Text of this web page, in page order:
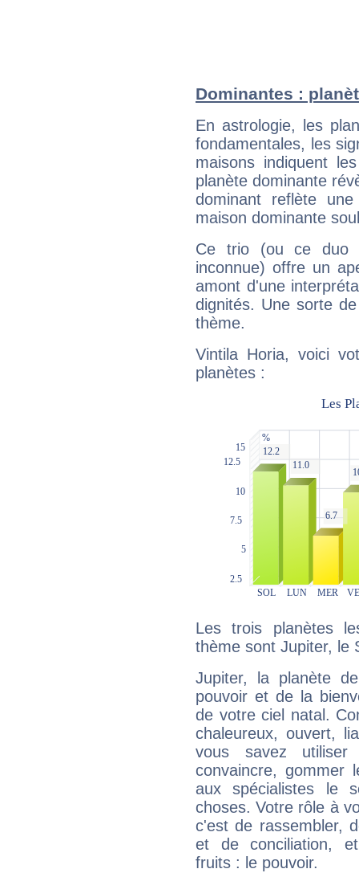
Dominantes :
En astrologie, les
fondamentales, les
maisons indiquent
planète dominante
dominant reflète
maison dominante
Ce trio (ou ce duo
inconnue) offre un
amont d'une
dignités. Une sorte
thème.
Vintila Horia, voici
planètes :
Les trois planètes
thème sont Jupiter, le
Jupiter, la planète
pouvoir et de la
de votre ciel natal.
chaleureux, ouvert,
vous savez
convaincre, gommer
aux spécialistes le
choses. Votre rôle à
c'est de rassembler,
et de conciliation,
fruits : le pouvoir.